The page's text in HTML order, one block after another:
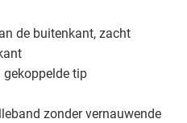
de buitenkant, zacht
gekoppelde tip
zonder vernauwende